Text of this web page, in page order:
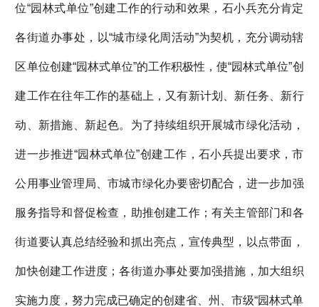
位“园林式单位”创建工作的行动和效果，石小兵充分肯定
各街道办事处，以“城市绿化周活动”为契机，充分调动辖
区单位创建“园林式单位”的工作积极性，使“园林式单位”创
建工作在往年工作的基础上，又有新计划、新任务、新行
动、新措施、新起色。为了持续组织开展城市绿化活动，
进一步推进“园林式单位”创建工作，石小兵提出要求，市
公用事业管理局、市城市绿化办要密切配合，进一步加强
服务指导和督促检查，助推创建工作；有关主管部门和各
街道要认真总结经验和抓出亮点，宣传典型，以点带面，
加快创建工作进度；各街道办事处要加强措施，加大组织
实施力度，努力完成已确定的创建省、州、市级“园林式单